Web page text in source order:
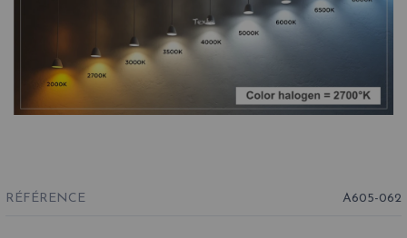
RÉFÉRENCE A605-062